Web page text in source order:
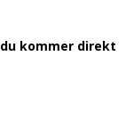
kommer direkt